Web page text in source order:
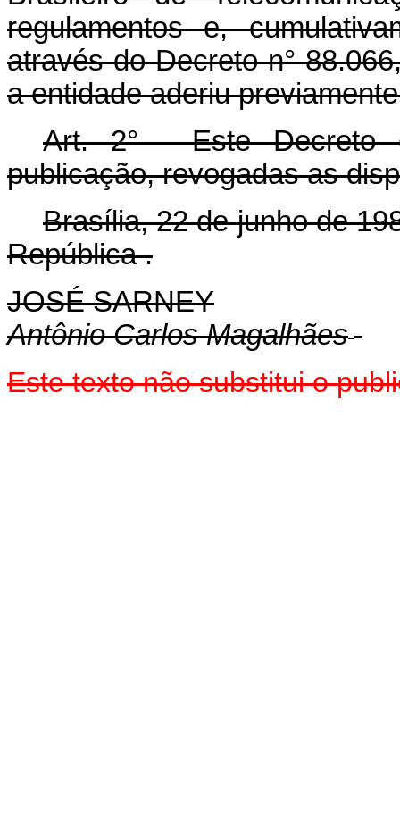
regulamentos e,
através do Decreto n°
a entidade aderiu
Art. 2° - Este Decreto
publicação, revogadas as
Brasília, 22 de junho de
República .
JOSÉ SARNEY
Antônio Carlos Magalhães
Este texto não substitui o